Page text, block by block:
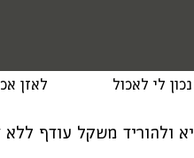
לי לאכול לאזן
ולהוריד משקל עודף ללא